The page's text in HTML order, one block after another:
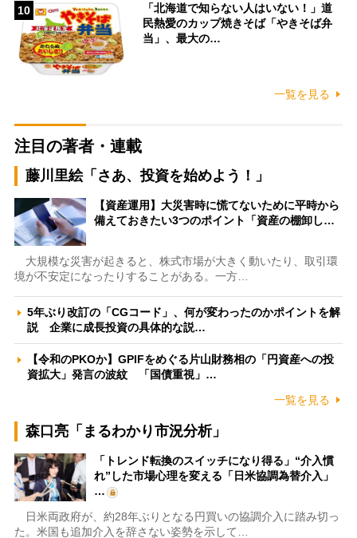
10
「北海道で知らない人はいない！」道
民熱愛のカップ焼きそば「やきそば弁
当」、最大の…
一覧を見る
注目の著者・連載
藤川里絵「さあ、投資を始めよう！」
【資産運用】大災害時に慌てないために平時から
備えておきたい3つのポイント「資産の棚卸し…
大規模な災害が起きると、株式市場が大きく動いたり、取引環
境が不安定になったりすることがある。一方…
5年ぶり改訂の「CGコード」、何が変わったのかポイントを解
説 企業に成長投資の具体的な説…
【令和のPKOか】GPIFをめぐる片山財務相の「円資産への投
資拡大」発言の波紋 「国債重視」…
一覧を見る
森口亮「まるわかり市況分析」
「トレンド転換のスイッチになり得る」“介入慣
れ”した市場心理を変える「日米協調為替介入」
…
日米両政府が、約28年ぶりとなる円買いの協調介入に踏み切っ
た。米国も追加介入を辞さない姿勢を示して…